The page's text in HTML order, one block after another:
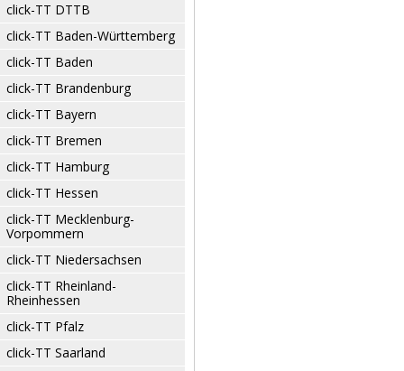
click-TT DTTB
click-TT Baden-Württemberg
click-TT Baden
click-TT Brandenburg
click-TT Bayern
click-TT Bremen
click-TT Hamburg
click-TT Hessen
click-TT Mecklenburg-
Vorpommern
click-TT Niedersachsen
click-TT Rheinland-
Rheinhessen
click-TT Pfalz
click-TT Saarland